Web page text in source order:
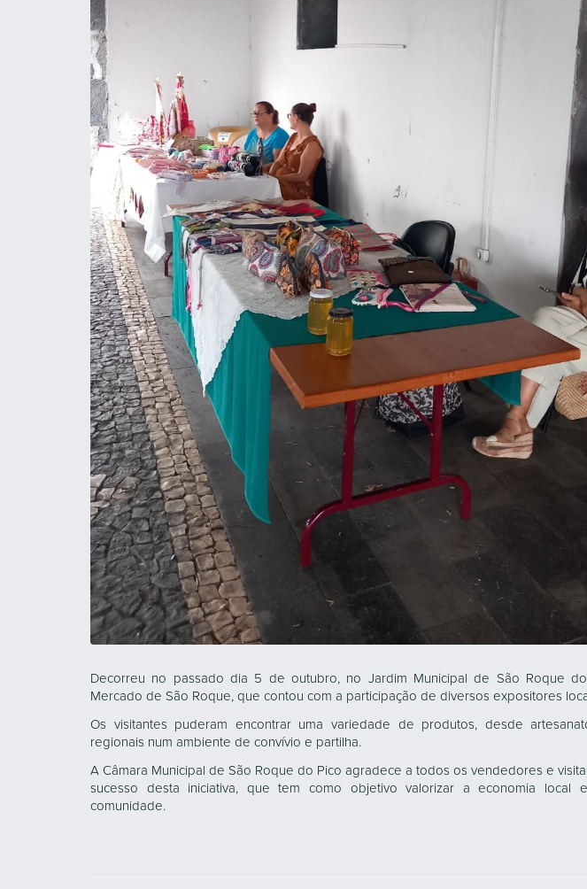
Decorreu no passado dia 5 de outubro, no Jardim Municipal de São Roque
Mercado de São Roque, que contou com a participação de diversos expositores
Os visitantes puderam encontrar uma variedade de produtos, desde
regionais num ambiente de convívio e partilha.
A Câmara Municipal de São Roque do Pico agradece a todos os vendedores e
sucesso desta iniciativa, que tem como objetivo valorizar a economia local
comunidade.